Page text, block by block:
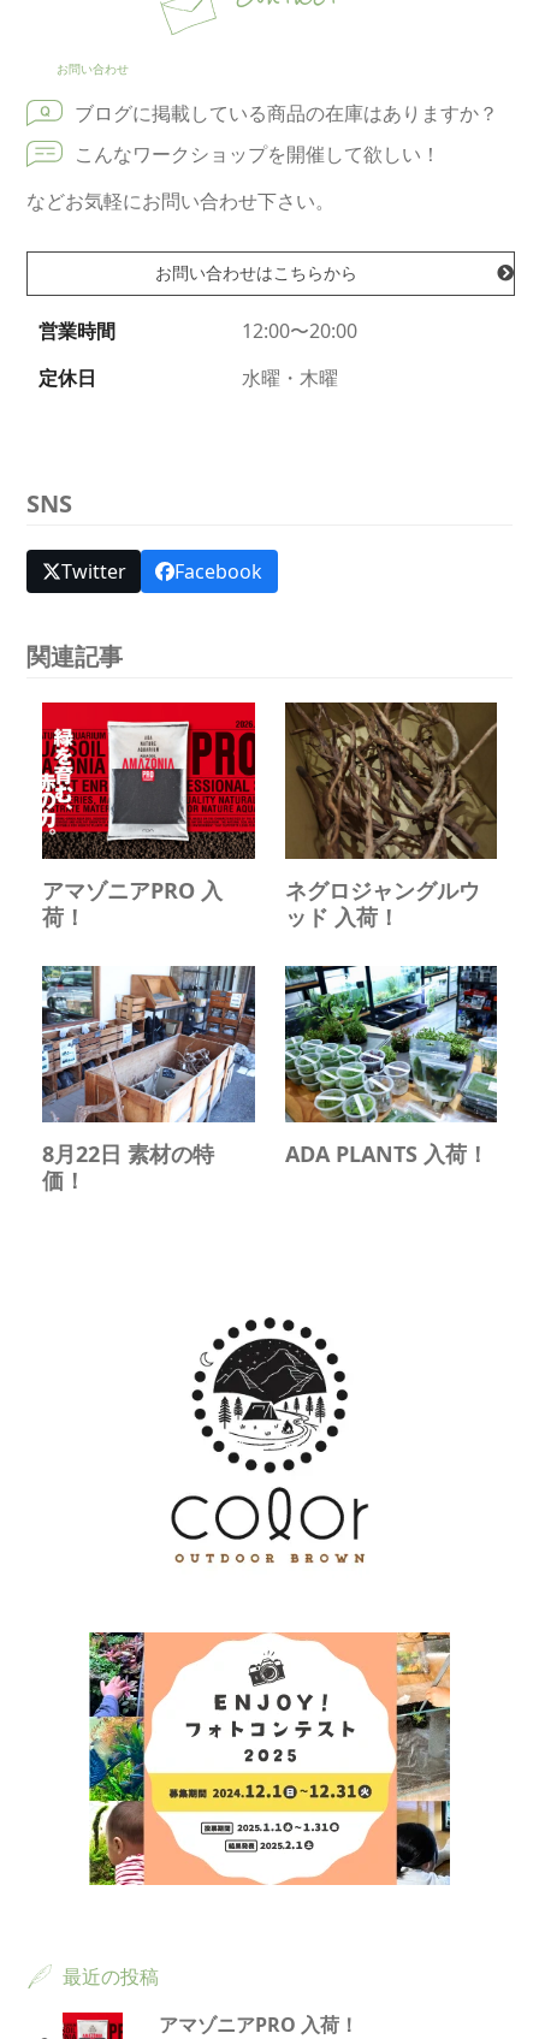
お問い合わせ
ブログに掲載している商品の在庫はありますか？
こんなワークショップを開催して欲しい！
などお気軽にお問い合わせ下さい。
お問い合わせはこちらから
営業時間
12:00〜20:00
定休日
水曜・木曜
SNS
Twitter Facebook
関連記事
アマゾニアPRO 入
荷！
ネグロジャングルウ
ッド 入荷！
8月22日 素材の特
価！
ADA PLANTS 入荷！
最近の投稿
アマゾニアPRO 入荷！